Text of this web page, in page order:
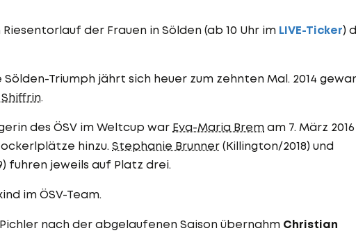
der Frauen in Sölden (ab 10 Uhr im LIVE-Ticker)
Triumph jährt sich heuer zum zehnten Mal. 2014
.
des ÖSV im Weltcup war Eva-Maria Brem am 7. März
hinzu. Stephanie Brunner (Killington/2018) und
fuhren jeweils auf Platz drei.
im ÖSV-Team.
nach der abgelaufenen Saison übernahm Christian